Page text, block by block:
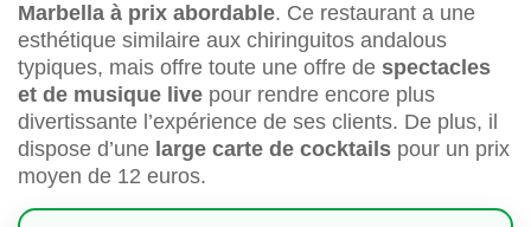
Marbella à prix abordable. Ce restaurant a une
esthétique similaire aux chiringuitos andalous
typiques, mais offre toute une offre de spectacles
et de musique live pour rendre encore plus
divertissante l’expérience de ses clients. De plus, il
dispose d’une large carte de cocktails pour un prix
moyen de 12 euros.